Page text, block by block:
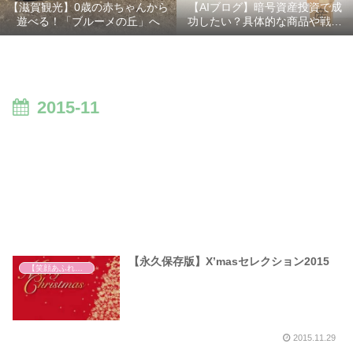
【滋賀観光】0歳の赤ちゃんから
遊べる！「ブルーメの丘」へ
【AIブログ】暗号資産投資で成
功したい？具体的な商品や戦略
を分かりやすく解説！
2015-11
【笑顔あふれる世の中を祈って】
【永久保存版】X’masセレクション2015
2015.11.29